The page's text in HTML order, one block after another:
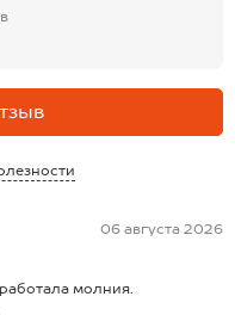
06 августа 2026
молния.